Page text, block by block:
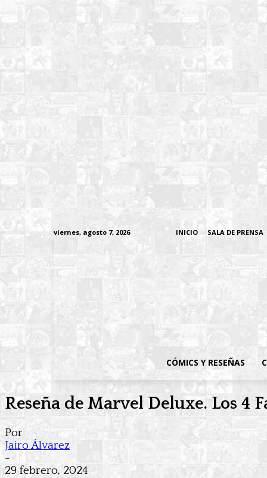
viernes, agosto 7, 2026 INICIO SALA DE PRENSA
CÓMICS Y RESEÑAS
Reseña de Marvel Deluxe. Los 4
Por
Jairo Álvarez
-
29 febrero, 2024